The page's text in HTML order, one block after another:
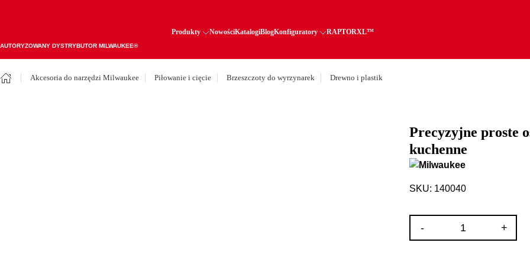
AUTORYZOWANY DYSTRYBUTOR MILWAUKEE®
Produkty NowościKatalogiBlogKonfiguratory RAPTORXL™
Akcesoria do narzędzi Milwaukee Piłowanie i cięcie Brzeszczoty do wyrzynarek Drewno i plastik
Precyzyjne proste
kuchenne
SKU: 140040
- +